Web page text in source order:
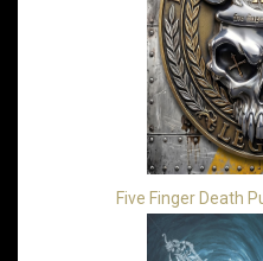
Five Finger Death